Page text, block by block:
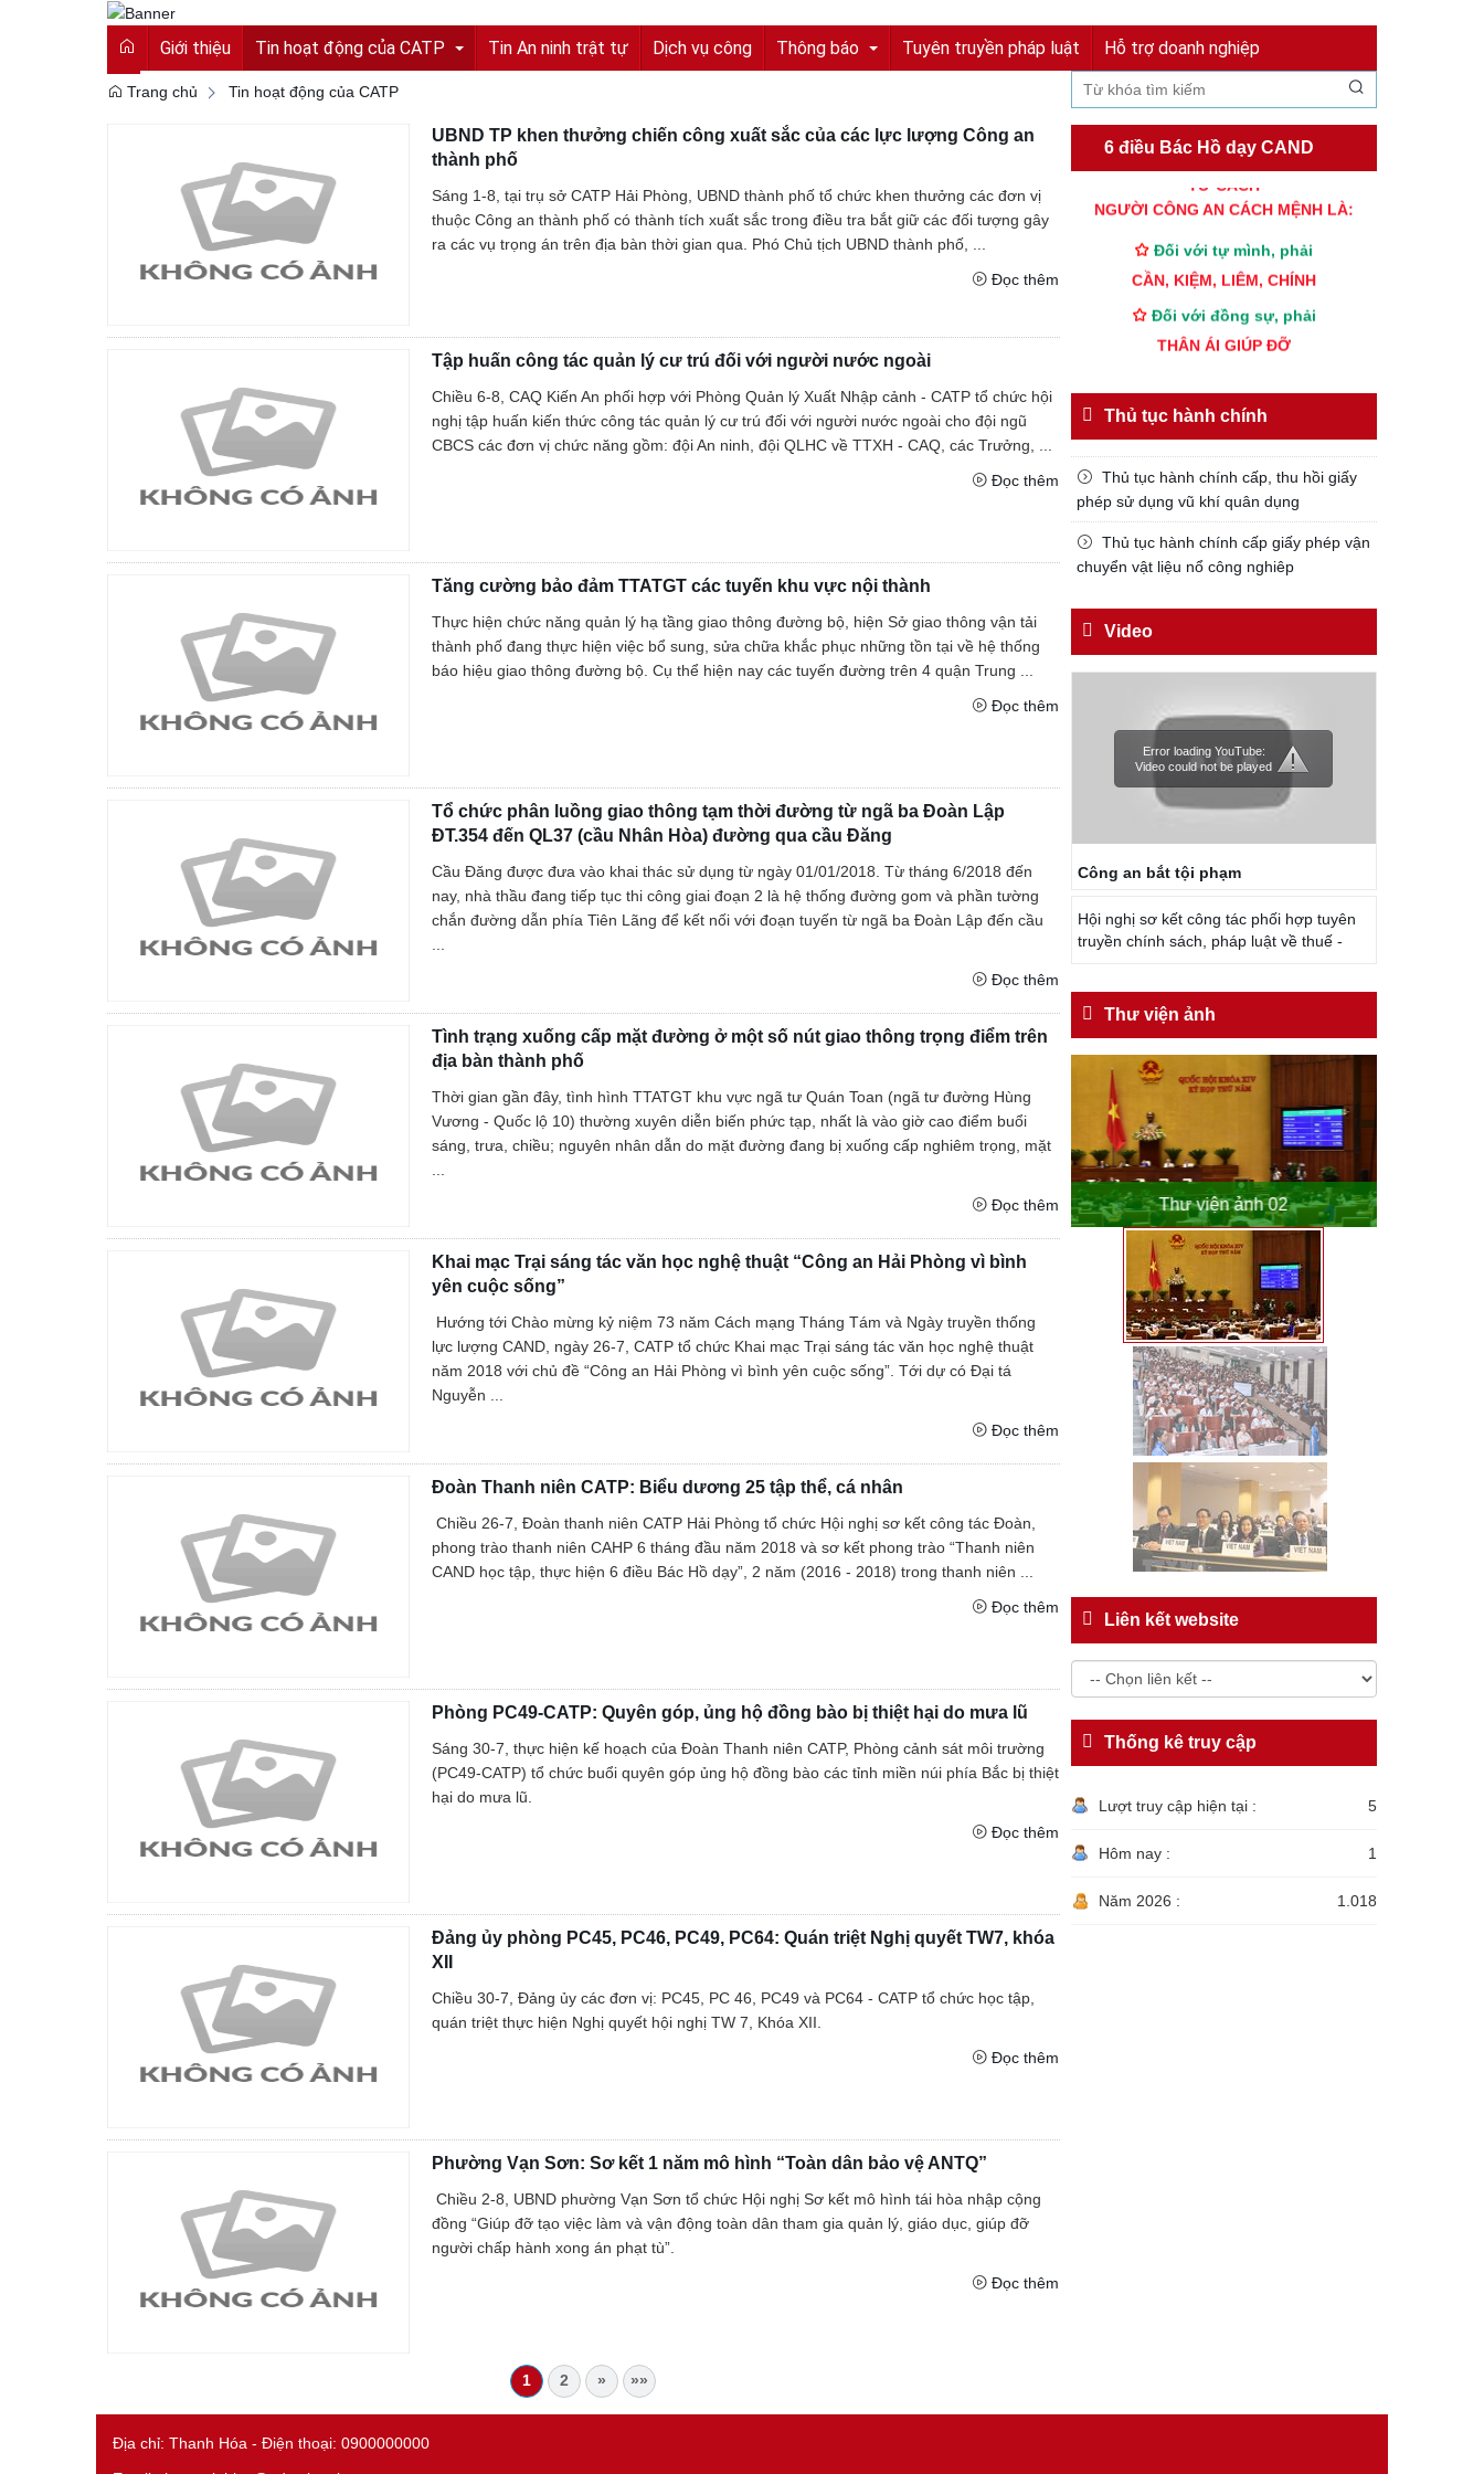
Đăng nhập Đăng ký
Giới thiệu Tin hoạt động của CATP
Hoạt động của CATP
Vì an ninh tổ quốc
Cải cách hành chính
Gương người người tốt việc tốt
Tin An ninh trật tự Dịch vụ công Thông báo
Tuyển sinh, tuyển dụng
Quyết định truy nã
Quyết định đình nã
Tin tức từ UBND tỉnh
Thông báo từ UBND tỉnh
Tuyên truyền pháp luật Hỗ trợ doanh nghiệp
Trang chủ Tin hoạt động của CATP
UBND TP khen thưởng chiến công xuất sắc của các lực lượng Công an
thành phố
Sáng 1-8, tại trụ sở CATP Hải Phòng, UBND thành phố tổ chức khen thưởng các đơn vị
thuộc Công an thành phố có thành tích xuất sắc trong điều tra bắt giữ các đối tượng gây
ra các vụ trọng án trên địa bàn thời gian qua. Phó Chủ tịch UBND thành phố, ...
Đọc thêm
Tập huấn công tác quản lý cư trú đối với người nước ngoài
Chiều 6-8, CAQ Kiến An phối hợp với Phòng Quản lý Xuất Nhập cảnh - CATP tổ chức hội
nghị tập huấn kiến thức công tác quản lý cư trú đối với người nước ngoài cho đội ngũ
CBCS các đơn vị chức năng gồm: đội An ninh, đội QLHC về TTXH - CAQ, các Trưởng, ...
Đọc thêm
Tăng cường bảo đảm TTATGT các tuyến khu vực nội thành
Thực hiện chức năng quản lý hạ tầng giao thông đường bộ, hiện Sở giao thông vận tải
thành phố đang thực hiện việc bổ sung, sửa chữa khắc phục những tồn tại về hệ thống
báo hiệu giao thông đường bộ. Cụ thể hiện nay các tuyến đường trên 4 quận Trung ...
Đọc thêm
Tổ chức phân luồng giao thông tạm thời đường từ ngã ba Đoàn Lập
ĐT.354 đến QL37 (cầu Nhân Hòa) đường qua cầu Đăng
Cầu Đăng được đưa vào khai thác sử dụng từ ngày 01/01/2018. Từ tháng 6/2018 đến
nay, nhà thầu đang tiếp tục thi công giai đoạn 2 là hệ thống đường gom và phần tường
chắn đường dẫn phía Tiên Lãng để kết nối với đoạn tuyến từ ngã ba Đoàn Lập đến cầu
Đọc thêm
Tình trạng xuống cấp mặt đường ở một số nút giao thông trọng điểm trên
địa bàn thành phố
Thời gian gần đây, tình hình TTATGT khu vực ngã tư Quán Toan (ngã tư đường Hùng
Vương - Quốc lộ 10) thường xuyên diễn biến phức tạp, nhất là vào giờ cao điểm buổi
sáng, trưa, chiều; nguyên nhân dẫn do mặt đường đang bị xuống cấp nghiêm trọng, mặt
Đọc thêm
Khai mạc Trại sáng tác văn học nghệ thuật “Công an Hải Phòng vì bình
yên cuộc sống”
Hướng tới Chào mừng kỷ niệm 73 năm Cách mạng Tháng Tám và Ngày truyền thống
lực lượng CAND, ngày 26-7, CATP tổ chức Khai mạc Trại sáng tác văn học nghệ thuật
năm 2018 với chủ đề “Công an Hải Phòng vì bình yên cuộc sống”. Tới dự có Đại tá
Nguyễn ...
Đọc thêm
Đoàn Thanh niên CATP: Biểu dương 25 tập thể, cá nhân
Chiều 26-7, Đoàn thanh niên CATP Hải Phòng tổ chức Hội nghị sơ kết công tác Đoàn,
phong trào thanh niên CAHP 6 tháng đầu năm 2018 và sơ kết phong trào “Thanh niên
CAND học tập, thực hiện 6 điều Bác Hồ dạy”, 2 năm (2016 - 2018) trong thanh niên ...
Đọc thêm
Phòng PC49-CATP: Quyên góp, ủng hộ đồng bào bị thiệt hại do mưa lũ
Sáng 30-7, thực hiện kế hoạch của Đoàn Thanh niên CATP, Phòng cảnh sát môi trường
(PC49-CATP) tổ chức buổi quyên góp ủng hộ đồng bào các tỉnh miền núi phía Bắc bị thiệt
hại do mưa lũ.
Đọc thêm
Đảng ủy phòng PC45, PC46, PC49, PC64: Quán triệt Nghị quyết TW7, khóa
XII
Chiều 30-7, Đảng ủy các đơn vị: PC45, PC 46, PC49 và PC64 - CATP tổ chức học tập,
quán triệt thực hiện Nghị quyết hội nghị TW 7, Khóa XII.
Đọc thêm
Phường Vạn Sơn: Sơ kết 1 năm mô hình “Toàn dân bảo vệ ANTQ”
Chiều 2-8, UBND phường Vạn Sơn tổ chức Hội nghị Sơ kết mô hình tái hòa nhập cộng
đồng “Giúp đỡ tạo việc làm và vận động toàn dân tham gia quản lý, giáo dục, giúp đỡ
người chấp hành xong án phạt tù”.
Đọc thêm
1 2 » »»
6 điều Bác Hồ dạy CAND
TƯ CÁCH
NGƯỜI CÔNG AN CÁCH MỆNH LÀ:
CẦN, KIỆM, LIÊM, CHÍNH
THÂN ÁI GIÚP ĐỠ
TUYỆT ĐỐI TRUNG THÀNH
KÍNH TRỌNG LỄ PHÉP
Đối với công việc, phải
TẬN TỤY
Đối với địch, phải
Trích thư Chủ tịch Hồ Chí Minh
gửi Công an Khu XII,
ngày 11 tháng 3 năm 1948.
Thủ tục hành chính
Thủ tục hành chính cấp, thu hồi giấy
phép sử dụng vũ khí quân dụng
Thủ tục hành chính cấp giấy phép vận
chuyển vật liệu nổ công nghiêp
Video
Error loading YouTube:
Video could not be played
Công an bắt tội phạm
Hội nghị sơ kết công tác phối hợp tuyên
truyền chính sách, pháp luật về thuế -
Thư viện ảnh
Thư viện ảnh demo Thư viện ảnh 02
Liên kết website
Thống kê truy cập
Lượt truy cập hiện tại : 5
Hôm nay : 1
Năm 2026 : 1.018
Địa chỉ: Thanh Hóa - Điện thoại: 0900000000